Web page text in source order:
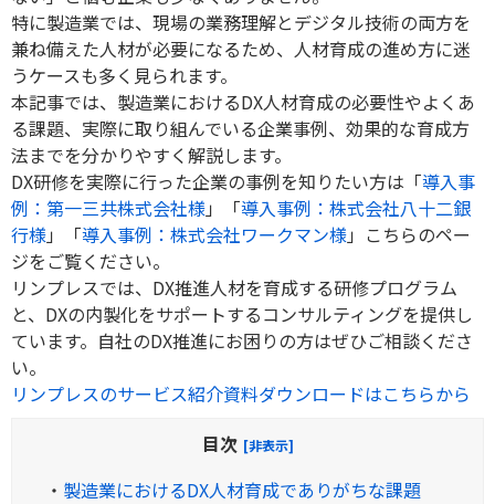
特に製造業では、現場の業務理解とデジタル技術の両方を
兼ね備えた人材が必要になるため、人材育成の進め方に迷
うケースも多く見られます。
本記事では、製造業におけるDX人材育成の必要性やよくあ
る課題、実際に取り組んでいる企業事例、効果的な育成方
法までを分かりやすく解説します。
DX研修を実際に行った企業の事例を知りたい方は「導入事
例：第一三共株式会社様」「導入事例：株式会社八十二銀
行様」「導入事例：株式会社ワークマン様」こちらのペー
ジをご覧ください。
リンプレスでは、DX推進人材を育成する研修プログラム
と、DXの内製化をサポートするコンサルティングを提供し
ています。自社のDX推進にお困りの方はぜひご相談くださ
い。
リンプレスのサービス紹介資料ダウンロードはこちらから
目次 [非表示]
・ 製造業におけるDX人材育成でありがちな課題